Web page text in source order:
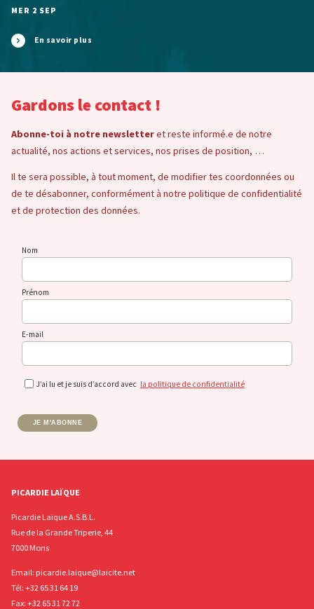
MER 2 SEP
En savoir plus
Gardons le contact !
Abonne-toi à notre newsletteret reste informé.e de notre
actualité, nos actions et services, nos prises de position, …
Il te sera possible, à tout moment, de modifier tes coordonnées ou
de te désabonner, conformément à notre politique de confidentialité
et de protection des données.
Nom
Prénom
E-mail
J’ai lu et je suis d’accord avec la politique de confidentialité
JE M'ABONNE
PICARDIE LAÏQUE
Picardie Laïque A.S.B.L.
Rue de la Grande Triperie, 44
7000 Mons
Email: picardie.laique@laicite.net
Tél: +32 65 31 64 19
Fax: +32 65 31 72 72